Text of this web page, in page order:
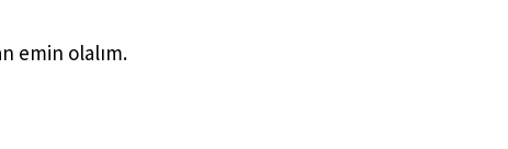
emin olalım.